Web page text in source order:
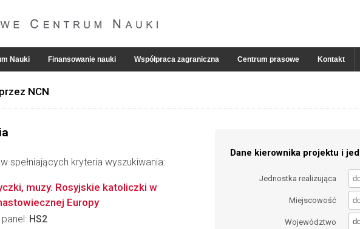
Nauki Finansowanie nauki Współpraca zagraniczna Centrum prasowe Kontakt
NCN
spełniających kryteria wyszukiwania:
Dane kierownika projektu i
Jednostka realizująca
Miejscowość
Województwo
muzy. Rosyjskie katoliczki w
Europy
panel: HS2